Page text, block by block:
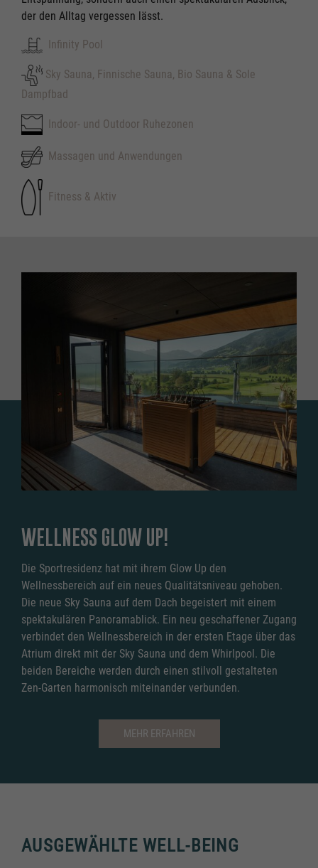
der den Alltag vergessen lässt.
Infinity Pool
Sky Sauna, Finnische Sauna, Bio Sauna & Sole
Dampfbad
Indoor- und Outdoor Ruhezonen
Massagen und Anwendungen
Fitness & Aktiv
WELLNESS GLOW UP!
Die Sportresidenz hat mit ihrem Glow Up den
Wellnessbereich auf ein neues Qualitätsniveau gehoben.
Die neue Sky Sauna auf dem Dach begeistert mit einem
spektakulären Panoramablick. Ein neu geschaffener Zugang
verbindet den Wellnessbereich in der ersten Etage über das
Atrium direkt mit der Sky Sauna und dem Whirlpool. Die
beiden Bereiche werden durch einen stilvoll gestalteten
Zen-Garten harmonisch miteinander verbunden.
MEHR ERFAHREN
AUSGEWÄHLTE WELL-BEING